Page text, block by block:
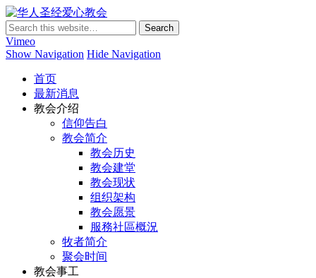
Vimeo
Show Navigation Hide Navigation
首页
最新消息
教会介绍
信仰告白
教会简介
教会历史
教会建堂
教会现状
组织架构
教会愿景
服務社區概況
牧者简介
聚会时间
教会事工